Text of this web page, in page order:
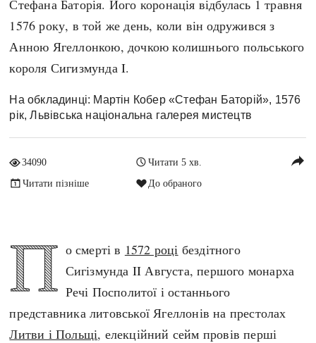
Авіація і космонавтика
Архітектура і будівництво
Битви і війни
Катастрофи
Кримінал
Культура і мистецтво
Людина і суспільство
Подорожі і відкриття
Політика
Релігія
Розваги і дозвілля
Спорт
Українська революція
Україна радянська
Україна незалежна
ЗНО
Новітня історія
Стефана Баторія. Його коронація відбулась 1 травня
1576 року, в той же день, коли він одружився з
Анною Ягеллонкою, дочкою колишнього польського
короля Сигизмунда I.
На обкладинці: Мартін Кобер «Стефан Баторій», 1576
рік, Львівська національна галерея мистецтв
34090
Читати 5 хв.
Читати пізніше
До обраного
reply
П о смерті в 1572 році бездітного
Сигізмунда II Августа, першого монарха
Речі Посполитої і останнього
представника литовської Ягеллонів на престолах
Литви і Польщі, елекційний сейм провів перші